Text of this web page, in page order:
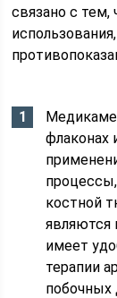
связано с
флаконах
костной
являются
имеет
терапии
побочных